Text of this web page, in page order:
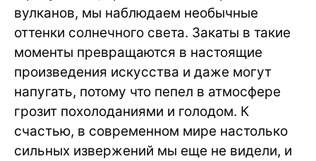
вулканов, мы наблюдаем необычные
оттенки солнечного света. Закаты в такие
моменты превращаются в настоящие
произведения искусства и даже могут
напугать, потому что пепел в атмосфере
грозит похолоданиями и голодом. К
счастью, в современном мире настолько
сильных извержений мы еще не видели, и